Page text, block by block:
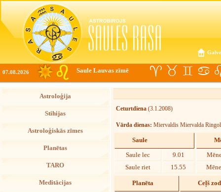
07.08.2026 Saule Lauvas zīmē
Astroloģija
Stihijas
Astroloģiskās zīmes
Planētas
TARO
Meditācijas
Ceturtdiena (3.1.2008)
Vārda dienas: Miervaldis Miervalda
Saule
Saule lec
9.01
Saule riet
15.55
Planēta Ceļš